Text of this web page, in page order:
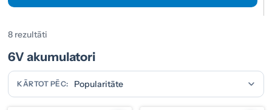
8 rezultāti
6V akumulatori
KĀRTOT PĒC: